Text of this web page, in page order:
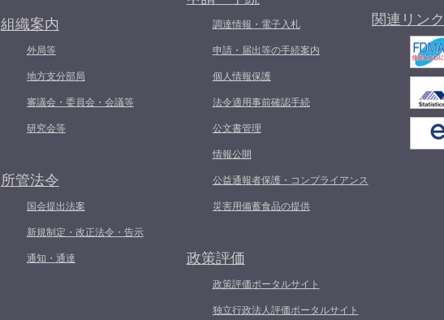
組織案内
外局等
地方支分部局
審議会・委員会・会議等
研究会等
所管法令
国会提出法案
新規制定・改正法令・告示
通知・通達
調達情報・電子入札
申請・届出等の手続案内
個人情報保護
法令適用事前確認手続
公文書管理
情報公開
公益通報者保護・コンプライアンス
災害用備蓄食品の提供
政策評価
政策評価ポータルサイト
独立行政法人評価ポータルサイト
関連リンク